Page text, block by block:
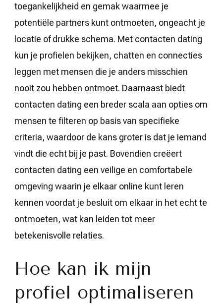
toegankelijkheid en gemak waarmee je
potentiële partners kunt ontmoeten, ongeacht je
locatie of drukke schema. Met contacten dating
kun je profielen bekijken, chatten en connecties
leggen met mensen die je anders misschien
nooit zou hebben ontmoet. Daarnaast biedt
contacten dating een breder scala aan opties om
mensen te filteren op basis van specifieke
criteria, waardoor de kans groter is dat je iemand
vindt die echt bij je past. Bovendien creëert
contacten dating een veilige en comfortabele
omgeving waarin je elkaar online kunt leren
kennen voordat je besluit om elkaar in het echt te
ontmoeten, wat kan leiden tot meer
betekenisvolle relaties.
Hoe kan ik mijn
profiel optimaliseren